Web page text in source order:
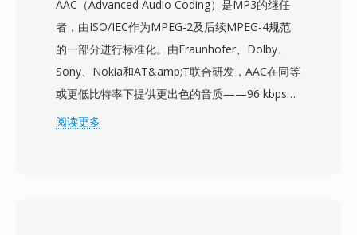
AAC（Advanced Audio Coding）是MP3的继任
者，由ISO/IEC作为MPEG-2及后续MPEG-4规范
的一部分进行标准化。由Fraunhofer、Dolby、
Sony、Nokia和AT&amp;T联合研发，AAC在同等
或更低比特率下提供更出色的音质——96 kbps的
AAC音频流在感知质量上通常可媲美128 kbps的
阅读更多